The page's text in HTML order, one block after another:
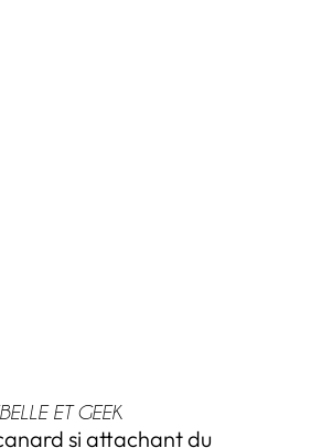
ET GEEK
si attachant du